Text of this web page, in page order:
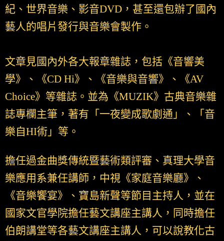
紀、世界音樂、影音DVD，甚至還包辦了國內
藝人的唱片發行與音樂會製作。
文章見國內外各大報章雜誌，包括《音響美
學》、《CD Hi》、《音樂與音響》、《AV
Choice》等雜誌。並為《MUZIK》古典音樂雜
誌專欄主筆，著有「一夜變成歌劇通」、「音
樂自HI術」等。
擔任過金曲獎傳統暨藝術類評審、真理大學音
樂應用系兼任講師，中視《家庭音樂廳》、
《音樂饗宴》、寶島新聲等節目主持人，並在
國家文官學院擔任藝文講座主講人，同時擔任
伯朗講堂等各藝文講座主講人，可以說教化古